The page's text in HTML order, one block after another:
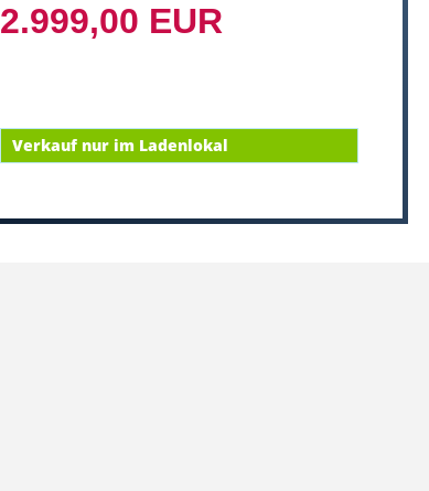
2.999,00 EUR
Verkauf nur im Ladenlokal